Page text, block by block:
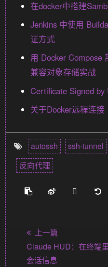
在docker中搭建
Jenkins 中使用
证方式
用 Docker Compose
兼容对象存储实战
Certificate Signed
关于Docker远程连接
autossh ssh-tunnel
反向代理
上一篇
Claude HUD：在终端
会话信息